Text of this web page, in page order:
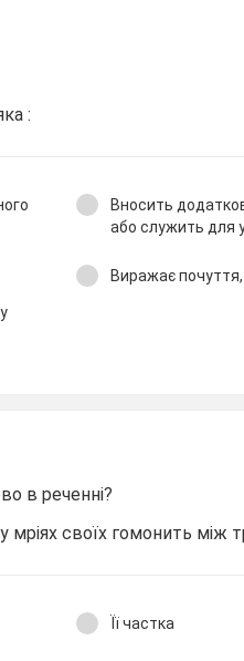
:
Вносить
або служить для
Виражає почуття,
в реченні?
мріях своїх гомонить між
Її частка